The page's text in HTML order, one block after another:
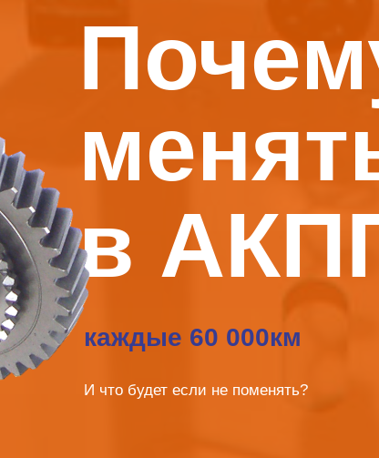
в
И что будет если не поменять?
каждые 60 000км